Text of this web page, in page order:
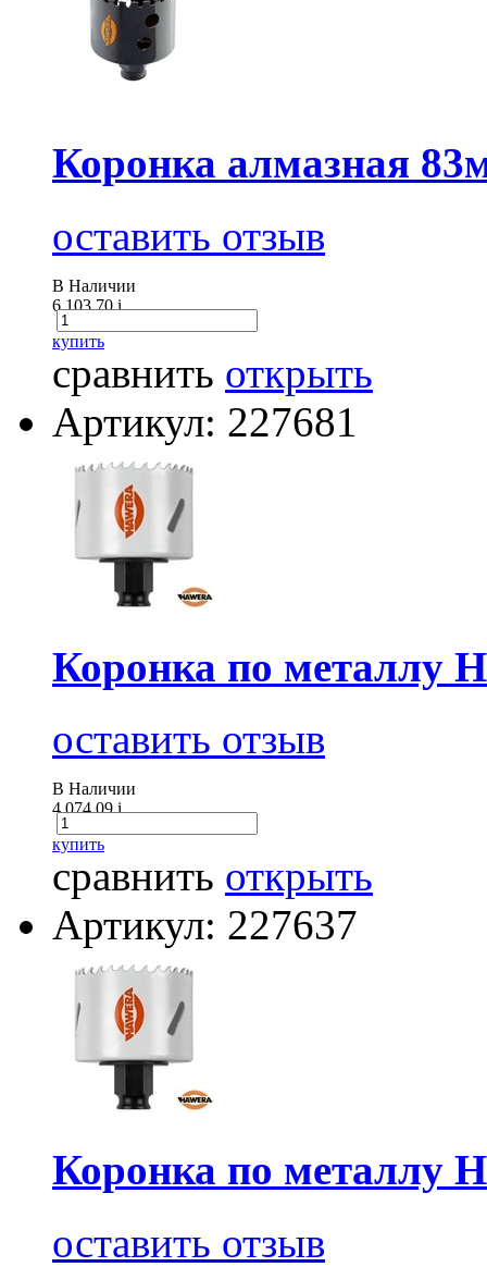
Коронка алмазная
оставить отзыв
В Наличии
6 103.70i
купить
сравнить открыть
Артикул: 227681
Коронка по металлу
оставить отзыв
В Наличии
4 074.09i
купить
сравнить открыть
Артикул: 227637
Коронка по металлу
оставить отзыв